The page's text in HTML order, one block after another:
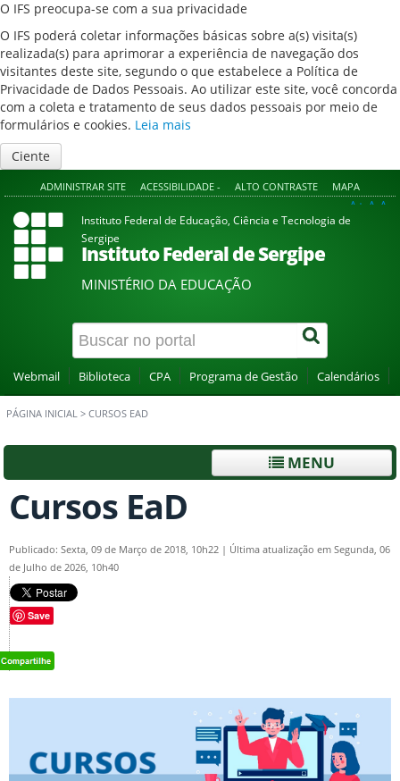
O IFS preocupa-se com a sua privacidade
O IFS poderá coletar informações básicas sobre a(s) visita(s)
realizada(s) para aprimorar a experiência de navegação dos
visitantes deste site, segundo o que estabelece a Política de
Privacidade de Dados Pessoais. Ao utilizar este site, você concorda
com a coleta e tratamento de seus dados pessoais por meio de
formulários e cookies. Leia mais
Ciente
ADMINISTRAR SITE ACESSIBILIDADE - ALTO CONTRASTE MAPA
A+ A A-
Instituto Federal de Educação, Ciência e Tecnologia de
Sergipe
Instituto Federal de Sergipe
MINISTÉRIO DA EDUCAÇÃO
Webmail Biblioteca CPA Programa de Gestão Calendários
PÁGINA INICIAL > CURSOS EAD
MENU
Cursos EaD
Publicado: Sexta, 09 de Março de 2018, 10h22 | Última atualização em Segunda, 06
de Julho de 2026, 10h40
Save